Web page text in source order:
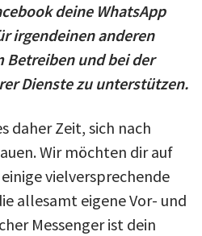
deine WhatsApp
irgendeinen anderen
Betreiben und bei der
Dienste zu unterstützen.
daher Zeit, sich nach
Wir möchten dir auf
vielversprechende
allesamt eigene Vor- und
Messenger ist dein